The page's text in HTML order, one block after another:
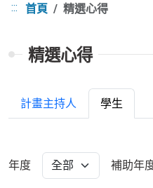
::: 首頁 精選心得
精選心得
計畫主持人 學生
年度 補助年